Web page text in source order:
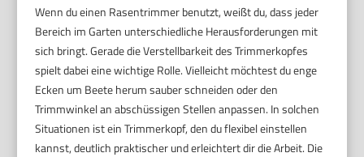
Wenn du einen Rasentrimmer benutzt, weißt du, dass jeder
Bereich im Garten unterschiedliche Herausforderungen mit
sich bringt. Gerade die Verstellbarkeit des Trimmerkopfes
spielt dabei eine wichtige Rolle. Vielleicht möchtest du enge
Ecken um Beete herum sauber schneiden oder den
Trimmwinkel an abschüssigen Stellen anpassen. In solchen
Situationen ist ein Trimmerkopf, den du flexibel einstellen
kannst, deutlich praktischer und erleichtert dir die Arbeit. Die